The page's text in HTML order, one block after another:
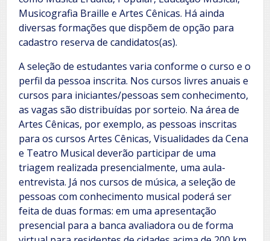
Musicografia Braille e Artes Cênicas. Há ainda
diversas formações que dispõem de opção para
cadastro reserva de candidatos(as).
A seleção de estudantes varia conforme o curso e o
perfil da pessoa inscrita. Nos cursos livres anuais e
cursos para iniciantes/pessoas sem conhecimento,
as vagas são distribuídas por sorteio. Na área de
Artes Cênicas, por exemplo, as pessoas inscritas
para os cursos Artes Cênicas, Visualidades da Cena
e Teatro Musical deverão participar de uma
triagem realizada presencialmente, uma aula-
entrevista. Já nos cursos de música, a seleção de
pessoas com conhecimento musical poderá ser
feita de duas formas: em uma apresentação
presencial para a banca avaliadora ou de forma